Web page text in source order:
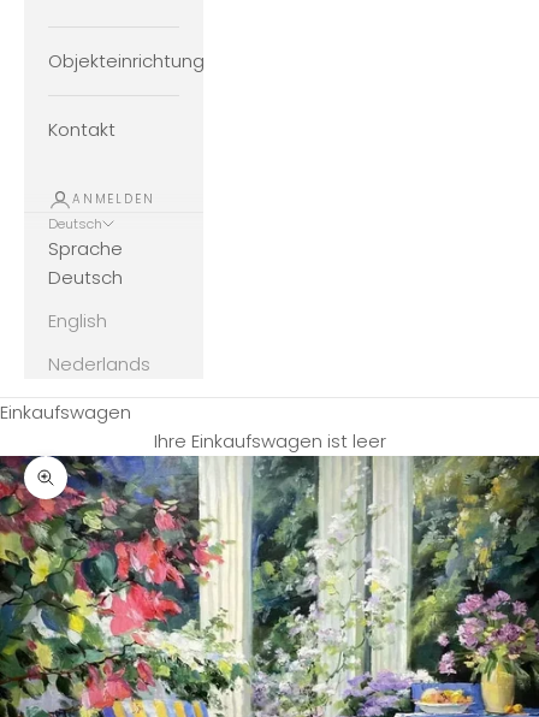
Objekteinrichtung
Kontakt
ANMELDEN
Deutsch
Sprache
Deutsch
English
Nederlands
Einkaufswagen
Ihre Einkaufswagen ist leer
Bild vergrößern